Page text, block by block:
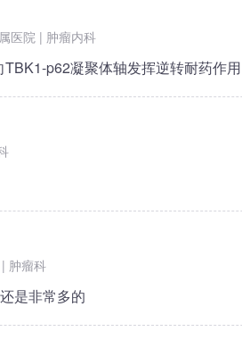
医院 | 肿瘤内科
p62凝聚体轴发挥逆转耐药作
肿瘤科
是非常多的